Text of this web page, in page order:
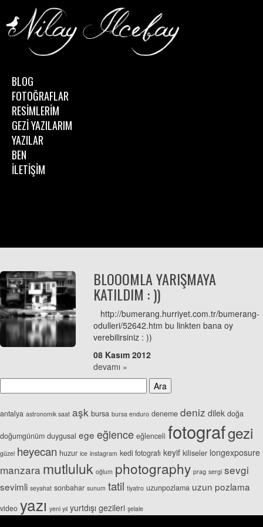
BLOG
FOTOĞRAFLAR
RESİMLERİM
GEZİ YAZILARIM
YAZILAR
BEN
İLETİŞİM
BLOOOMLA YARIŞMAYA
KATILDIM : ))
http://bumerang.hurriyet.com.tr/bumerang-
odulleri/52642.htm bu linkten bana oy
verebilirsiniz : ))
08 Kasım 2012
devamı »
antalya astronomik saat aşk bursa bursa enduro deneme deniz dilek doğa
doğumgünüm duygusal ege eğlence eğlenceli fotografgezi
güzel heyecan huzur ice instagram kedi fotografı keyif kiliseler longexposure
manzara mutluluk oğlum photography prag sergi sevgi
sevimli seyahat sonbahar sunum tatil tiyatro uzunpozlama uzun pozlama
video yazı yeni yıl yurtdışı gezileri şelale